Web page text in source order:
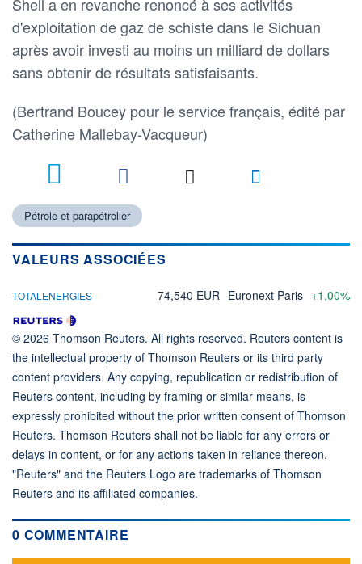
Shell a en revanche renoncé à ses activités
d'exploitation de gaz de schiste dans le Sichuan
après avoir investi au moins un milliard de dollars
sans obtenir de résultats satisfaisants.
(Bertrand Boucey pour le service français, édité par
Catherine Mallebay-Vacqueur)
Pétrole et parapétrolier
VALEURS ASSOCIÉES
TOTALENERGIES 74,540 EUR Euronext Paris +1,00%
© 2026 Thomson Reuters. All rights reserved. Reuters content is
the intellectual property of Thomson Reuters or its third party
content providers. Any copying, republication or redistribution of
Reuters content, including by framing or similar means, is
expressly prohibited without the prior written consent of Thomson
Reuters. Thomson Reuters shall not be liable for any errors or
delays in content, or for any actions taken in reliance thereon.
"Reuters" and the Reuters Logo are trademarks of Thomson
Reuters and its affiliated companies.
0 COMMENTAIRE